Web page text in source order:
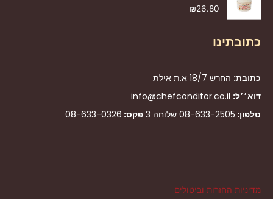
₪26.80
כתובתינו
כתובת: החרש 18/7 א.ת אילת
דוא׳׳ל: info@chefconditor.co.il
טלפון: 08-633-2505 שלוחה 3 פקס: 08-633-0326
מדיניות החזרות וביטולים